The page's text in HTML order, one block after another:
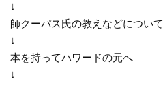
↓
師クーパス氏の教えなどについ
↓
本を持ってハワードの元へ
↓